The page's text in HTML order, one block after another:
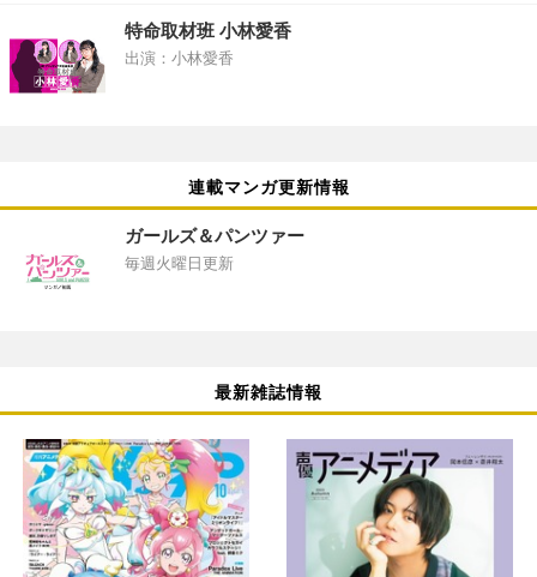
特命取材班 小林愛香
出演：小林愛香
連載マンガ更新情報
ガールズ＆パンツァー
毎週火曜日更新
最新雑誌情報